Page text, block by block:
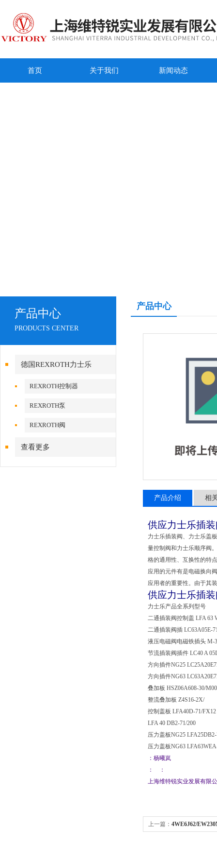
首页 关于我们 新闻动态
产品中心
PRODUCTS CENTER
德国REXROTH力士乐
REXROTH控制器
REXROTH泵
REXROTH阀
查看更多
产品中心
产品介绍 相
供应力士乐插
力士乐插装阀、力士乐盖
量控制阀和力士乐顺序阀
格的通用性、互换性的特
应用的元件有是电磁换向
应用者的重要性。由于其
供应力士乐插
力士乐产品全系列型号
二通插装阀控制盖 LFA 63
二通插装阀插 LC63A05E-
液压电磁阀电磁铁插头 M-
节流插装阀插件 LC40 A
方向插件NG25
方向插件NG63
叠加板 HSZ06A608-30/
整流叠加板 Z4S16-2X/
控制盖板 LFA40D-71/FX12
LFA 40 DB2-71/200
压力盖板NG25
压力盖板NG63
：杨曦岚
： ：
上海维特锐实业发展有限
上一篇： 4WE6J62/